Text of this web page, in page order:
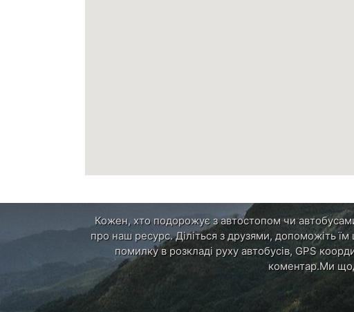
Кожен, хто подорожує з автостопом чи
про наш ресурс. Діліться з друзями, допоможіть
помилку в розкладі руху автобусів, GPS
коментар.Ми